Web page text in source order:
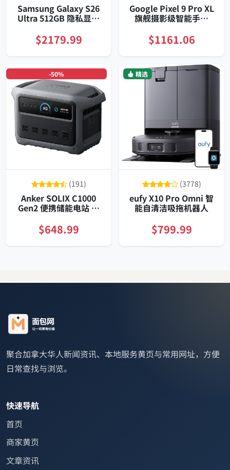
Samsung Galaxy S26
Ultra 512GB 隐私显示
$2179.99
Google Pixel 9 Pro XL
旗舰摄影级智能手机
$1161.06
-50%
(191)
Anker SOLIX C1000
Gen2 便携储能电站 家
电与极速充放电保护
$648.99
精选
(3778)
eufy X10 Pro Omni 智
能自清洁吸拖机器人
$799.99
聚合加拿大华人新闻资讯、本地服务黄页与常用网址，方便
日常查找与浏览。
快速导航
首页
商家黄页
文章资讯